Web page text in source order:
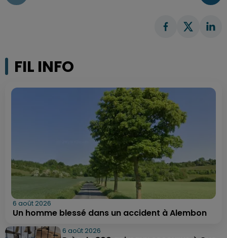
FIL INFO
6 août 2026
Un homme blessé dans un accident à Alembon
6 août 2026